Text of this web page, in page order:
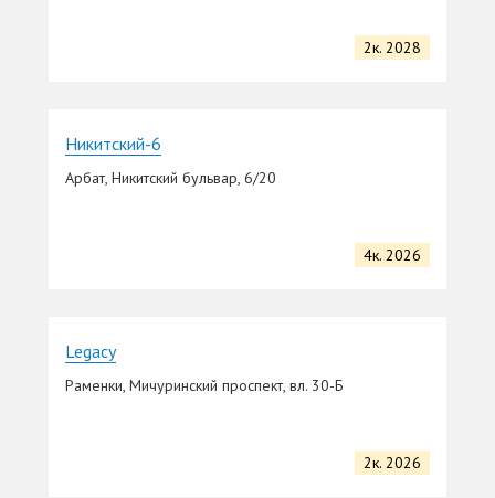
2к. 2028
Никитский-6
Арбат, Никитский бульвар, 6/20
4к. 2026
Legacy
Раменки, Мичуринский проспект, вл. 30-Б
2к. 2026